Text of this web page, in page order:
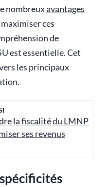
nombreuxavantages
ces
de
est essentielle. Cet
les principaux
la fiscalité du LMNP
ses revenus